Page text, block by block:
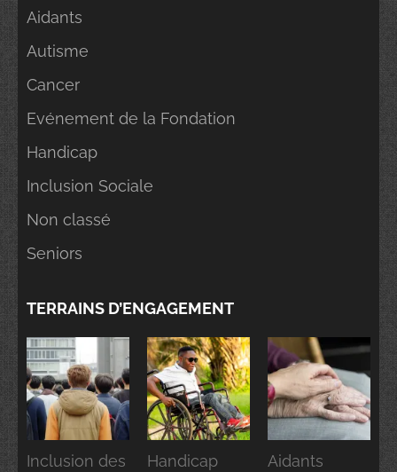
Aidants
Autisme
Cancer
Evénement de la Fondation
Handicap
Inclusion Sociale
Non classé
Seniors
TERRAINS D’ENGAGEMENT
Inclusion des
Handicap Aidants